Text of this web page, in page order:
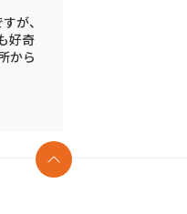
が、
好奇
から